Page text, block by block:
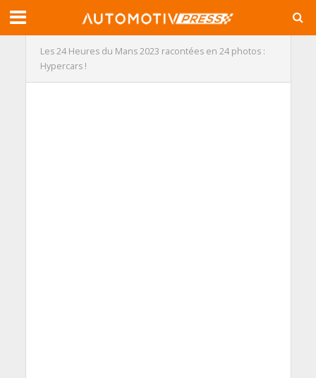
Les 24 Heures du Mans 2023 racontées en 24 photos :
Hypercars !